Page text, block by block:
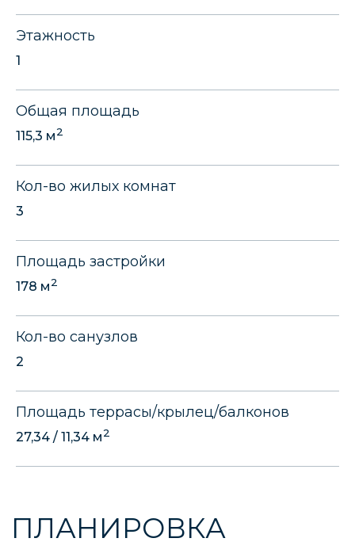
Этажность
1
Общая площадь
115,3 м2
Кол-во жилых комнат
3
Площадь застройки
178 м2
Кол-во санузлов
2
Площадь террасы/крылец/балконов
27,34 / 11,34 м2